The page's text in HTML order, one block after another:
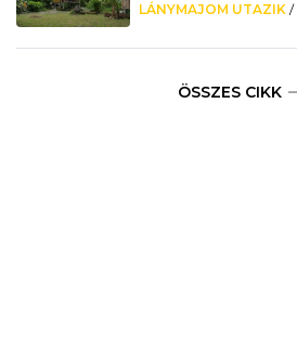
LÁNYMAJOM UTAZIK /
ÖSSZES CIKK